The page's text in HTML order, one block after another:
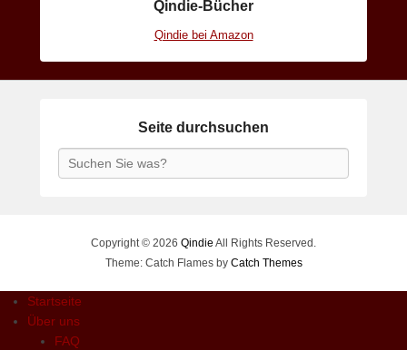
Qindie-Bücher
Qindie bei Amazon
Seite durchsuchen
Search
Copyright © 2026 Qindie All Rights Reserved.
Theme: Catch Flames by Catch Themes
Startseite
Über uns
FAQ